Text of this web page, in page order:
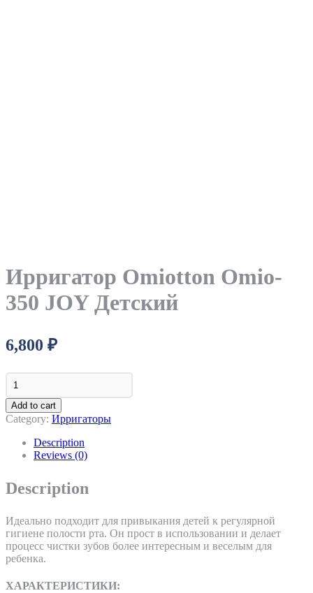
Ирригатор Omiotton Omio-
350 JOY Детский
6,800 ₽
Ирригатор
Omiotton
Omio-
350
Детский
quantity
Add to cart
Category: Ирригаторы
Description
Reviews (0)
Description
Идеально подходит для привыкания детей к регулярной
гигиене полости рта. Он прост в использовании и делает
процесс чистки зубов более интересным и веселым для
ребенка.
ХАРАКТЕРИСТИКИ: